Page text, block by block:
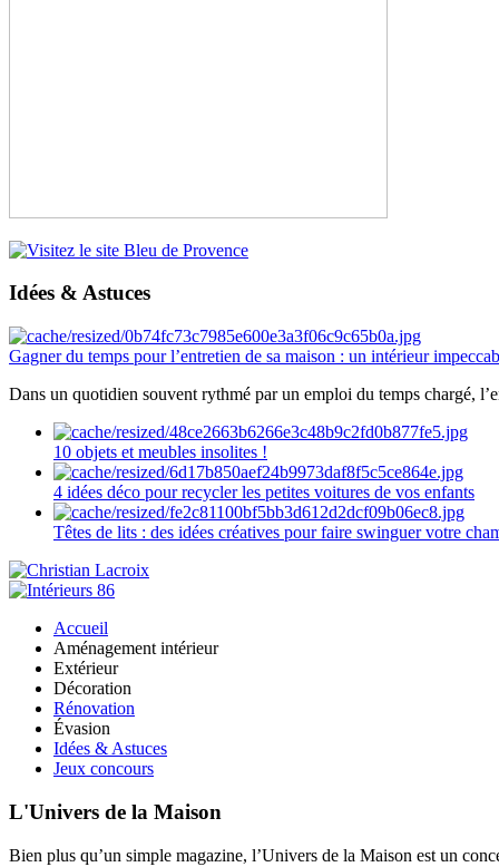
Idées & Astuces
Gagner du temps pour l’entretien de sa maison : un intérieur
Dans un quotidien souvent rythmé par un emploi du temps chargé,
10 objets et meubles insolites !
4 idées déco pour recycler les petites voitures de vos enfants
Têtes de lits : des idées créatives pour faire swinguer votre
Accueil
Aménagement intérieur
Extérieur
Décoration
Rénovation
Évasion
Idées & Astuces
Jeux concours
L'Univers de la Maison
Bien plus qu’un simple magazine, l’Univers de la Maison est un